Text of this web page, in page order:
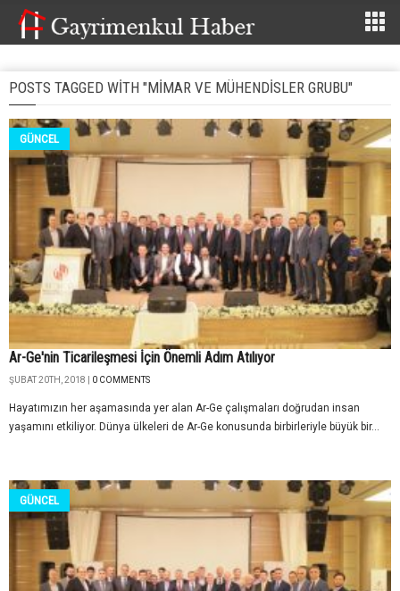
POSTS TAGGED WITH "MIMAR VE MÜHENDISLER GRUBU"
GÜNCEL
Ar-Ge'nin Ticarileşmesi İçin Önemli Adım Atılıyor
ŞUBAT 20TH, 2018 | 0 COMMENTS
Hayatımızın her aşamasında yer alan Ar-Ge çalışmaları doğrudan insan
yaşamını etkiliyor. Dünya ülkeleri de Ar-Ge konusunda birbirleriyle büyük bir...
GÜNCEL